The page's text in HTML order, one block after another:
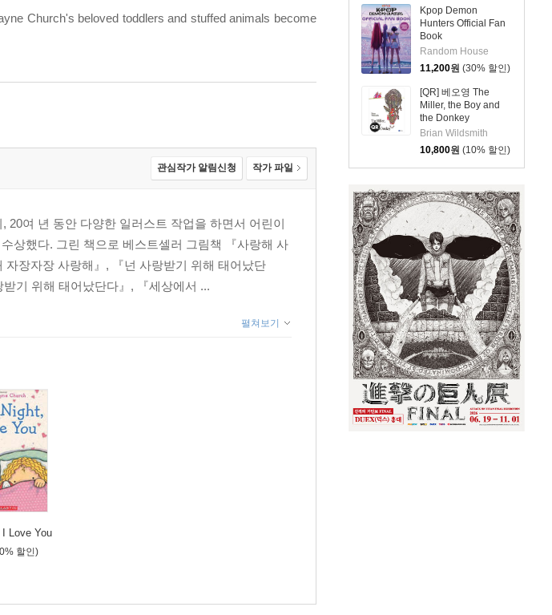
Kpop Demon
Hunters Official Fan
Book
Random House
11,200원 (30% 할인)
[QR] 베오영 The
Miller, the Boy and
the Donkey
Brian Wildsmith
10,800원 (10% 할인)
Church's beloved toddlers and stuffed animals become
관심작가 알림신청 작가 파일
20여 년 동안 다양한 일러스트 작업을 하면서 어린이
수상했다. 그린 책으로 베스트셀러 그림책 『사랑해 사
장자장 사랑해』, 『넌 사랑받기 위해 태어났단
기 위해 태어났단다』, 『세상에서 ...
펼쳐보기
Love You
할인)